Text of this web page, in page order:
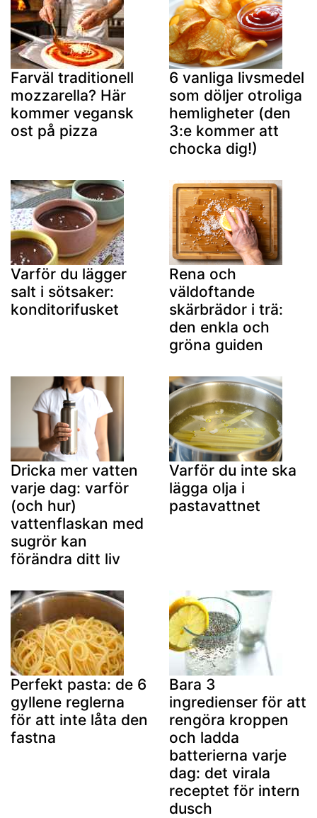
Farväl traditionell
mozzarella? Här
kommer vegansk
ost på pizza
6 vanliga livsmedel
som döljer otroliga
hemligheter (den
3:e kommer att
chocka dig!)
Varför du lägger
salt i sötsaker:
konditorifusket
Rena och
väldoftande
skärbrädor i trä:
den enkla och
gröna guiden
Dricka mer vatten
varje dag: varför
(och hur)
vattenflaskan med
sugrör kan
förändra ditt liv
Varför du inte ska
lägga olja i
pastavattnet
Perfekt pasta: de 6
gyllene reglerna
för att inte låta den
fastna
Bara 3
ingredienser för att
rengöra kroppen
och ladda
batterierna varje
dag: det virala
receptet för intern
dusch